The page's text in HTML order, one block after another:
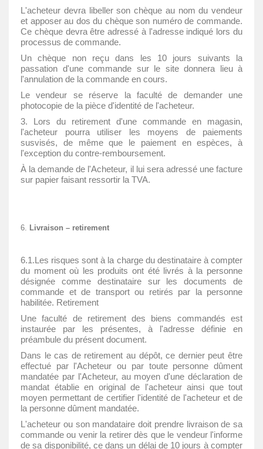
L'acheteur devra libeller son chèque au nom du vendeur
et apposer au dos du chèque son numéro de commande.
Ce chèque devra être adressé à l'adresse indiqué lors du
processus de commande.
Un chèque non reçu dans les 10 jours suivants la
passation d'une commande sur le site donnera lieu à
l'annulation de la commande en cours.
Le vendeur se réserve la faculté de demander une
photocopie de la pièce d'identité de l'acheteur.
3. Lors du retirement d'une commande en magasin,
l'acheteur pourra utiliser les moyens de paiements
susvisés, de même que le paiement en espèces, à
l'exception du contre-remboursement.
À la demande de l'Acheteur, il lui sera adressé une facture
sur papier faisant ressortir la TVA.
Livraison – retirement
6.1.Les risques sont à la charge du destinataire à compter
du moment où les produits ont été livrés à la personne
désignée comme destinataire sur les documents de
commande et de transport ou retirés par la personne
habilitée. Retirement
Une faculté de retirement des biens commandés est
instaurée par les présentes, à l'adresse définie en
préambule du présent document.
Dans le cas de retirement au dépôt, ce dernier peut être
effectué par l'Acheteur ou par toute personne dûment
mandatée par l'Acheteur, au moyen d'une déclaration de
mandat établie en original de l'acheteur ainsi que tout
moyen permettant de certifier l'identité de l'acheteur et de
la personne dûment mandatée.
L'acheteur ou son mandataire doit prendre livraison de sa
commande ou venir la retirer dès que le vendeur l'informe
de sa disponibilité, ce dans un délai de 10 jours à compter